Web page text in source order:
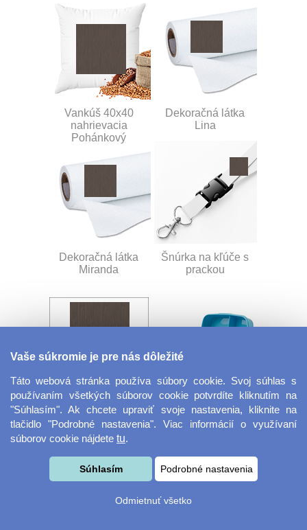
Vankúš 40x40
nahrievacia
Pohánkový
Dekoračná látka
Lina
Dekoračná látka
Miranda
Šnúrka na kľúče s
prackou
Velkoformátová
fotografie
Desiatový box
Vaše súkromie je pre nás dôležité
Táto webová stránka používa súbory cookie. Svoj súhlas s
používaním všetkých súborov cookie potvrdíte kliknutím na
"Súhlasím". Ak chcete upraviť svoje nastavenia, kliknite na
tlačidlo "Podrobné nastavenia". Viac informácií o využívaní
súborov cookie nájdete tu.
Súhlasím Podrobné nastavenia
Odmietnuť všetko